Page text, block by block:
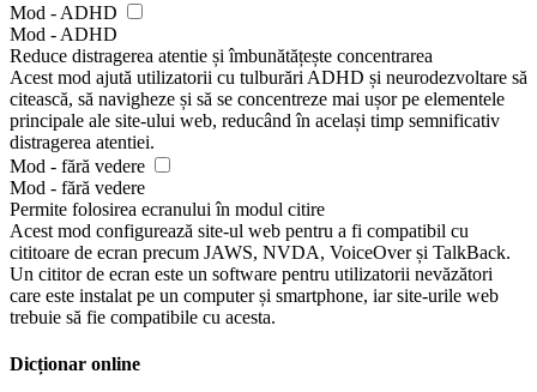
Mod - ADHD
Mod - ADHD
Reduce distragerea atentie și îmbunătățește concentrarea
Acest mod ajută utilizatorii cu tulburări ADHD și neurodezvoltare să
citească, să navigheze și să se concentreze mai ușor pe elementele
principale ale site-ului web, reducând în același timp semnificativ
distragerea atentiei.
Mod - fără vedere
Mod - fără vedere
Permite folosirea ecranului în modul citire
Acest mod configurează site-ul web pentru a fi compatibil cu
cititoare de ecran precum JAWS, NVDA, VoiceOver și TalkBack.
Un cititor de ecran este un software pentru utilizatorii nevăzători
care este instalat pe un computer și smartphone, iar site-urile web
trebuie să fie compatibile cu acesta.
Dicționar online